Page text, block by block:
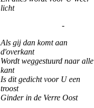
licht
-
Als gij dan komt aan
d'overkant
Wordt weggestuurd naar alle
kant
Is dit gedicht voor U een
troost
Ginder in de Verre Oost